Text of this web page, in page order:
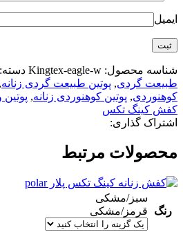
ایمیل
شناسه محصول: Kingtex-eagle-w دسته:
طبیعت گردی, پوتین طبیعت گردی زنانه,
کوهنوردی, پوتین کوهنوردی زنانه,
کفش کینگ تکس
اشتراک گذاری:
محصولات مرتبط
رنگ
سبز/مشکی
قرمز/مشکی